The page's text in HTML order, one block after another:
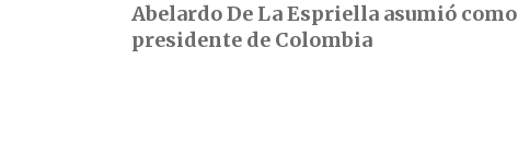
Abelardo De La Espriella asumió como
presidente de Colombia